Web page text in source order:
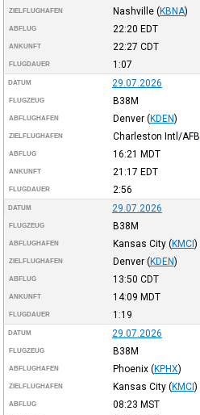
ZIELFLUGHAFEN Nashville (KBNA)
ABFLUG 22:20 EDT
ANKUNFT 22:27 CDT
FLUGDAUER 1:07
DATUM 29.07.2026
FLUGZEUG B38M
ABFLUGHAFEN Denver (KDEN)
ZIELFLUGHAFEN Charleston Intl/AFB
ABFLUG 16:21 MDT
ANKUNFT 21:17 EDT
FLUGDAUER 2:56
DATUM 29.07.2026
FLUGZEUG B38M
ABFLUGHAFEN Kansas City (KMCI)
ZIELFLUGHAFEN Denver (KDEN)
ABFLUG 13:50 CDT
ANKUNFT 14:09 MDT
FLUGDAUER 1:19
DATUM 29.07.2026
FLUGZEUG B38M
ABFLUGHAFEN Phoenix (KPHX)
ZIELFLUGHAFEN Kansas City (KMCI)
ABFLUG 08:23 MST